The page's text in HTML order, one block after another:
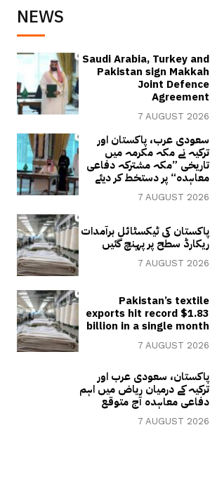
NEWS
Saudi Arabia, Turkey and
Pakistan sign Makkah
Joint Defence
Agreement
7 AUGUST 2026
سعودی عرب، پاکستان اور
ترکیہ نے مکہ مکرمہ میں
تاریخی ”مکہ مشترکہ دفاعی
معاہدہ“ پر دستخط کر دیئے
7 AUGUST 2026
پاکستان کی ٹیکسٹائل برآمدات
ریکارڈ سطح پر پہنچ گئیں
7 AUGUST 2026
Pakistan’s textile
exports hit record $1.83
billion in a single month
7 AUGUST 2026
پاکستان، سعودی عرب اور
ترکیہ کے درمیان ریاض میں اہم
دفاعی معاہدہ آج متوقع
7 AUGUST 2026